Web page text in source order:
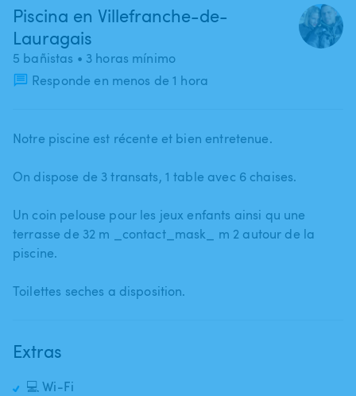
Piscina en Villefranche-de-
Lauragais
5 bañistas • 3 horas mínimo
Responde en menos de 1 hora
Notre piscine est récente et bien entretenue.
On dispose de 3 transats​,​ 1 table avec 6 chaises.
Un coin pelouse pour les jeux enfants ainsi qu une
terrasse de 32 m _contact_mask_ m 2 autour de la
piscine.
Toilettes seches a disposition.
Extras
💻 Wi-Fi